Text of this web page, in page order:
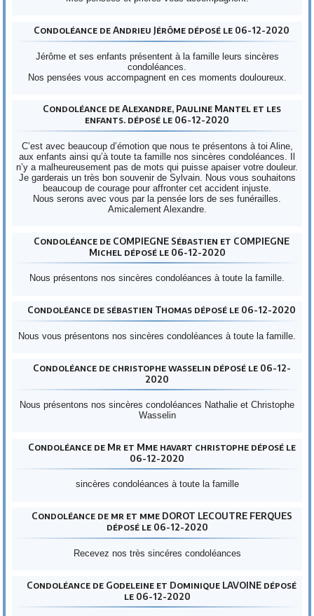
Condoléance de Andrieu Jérôme déposé le 06-12-2020
Jérôme et ses enfants présentent à la famille leurs sincères
condoléances.
Nos pensées vous accompagnent en ces moments douloureux.
Condoléance de Alexandre, Pauline Mantel et les
enfants. déposé le 06-12-2020
C’est avec beaucoup d’émotion que nous te présentons à toi Aline,
aux enfants ainsi qu’à toute ta famille nos sincères condoléances. Il
n’y a malheureusement pas de mots qui puisse apaiser votre douleur.
Je garderais un très bon souvenir de Sylvain. Nous vous souhaitons
beaucoup de courage pour affronter cet accident injuste.
Nous serons avec vous par la pensée lors de ses funérailles.
Amicalement Alexandre.
Condoléance de COMPIEGNE Sébastien et COMPIEGNE
Michel déposé le 06-12-2020
Nous présentons nos sincères condoléances à toute la famille.
Condoléance de sébastien Thomas déposé le 06-12-2020
Nous vous présentons nos sincères condoléances à toute la famille.
Condoléance de christophe wasselin déposé le 06-12-
2020
Nous présentons nos sincères condoléances Nathalie et Christophe
Wasselin
Condoléance de Mr et Mme havart christophe déposé le
06-12-2020
sincères condoléances à toute la famille
Condoléance de mr et mme DOROT LECOUTRE FERQUES
déposé le 06-12-2020
Recevez nos très sincéres condoléances
Condoléance de Godeleine et Dominique LAVOINE déposé
le 06-12-2020